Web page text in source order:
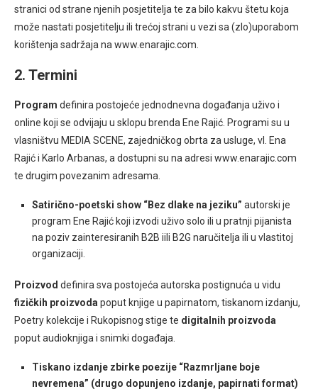
stranici od strane njenih posjetitelja te za bilo kakvu štetu koja
može nastati posjetitelju ili trećoj strani u vezi sa (zlo)uporabom
korištenja sadržaja na www.enarajic.com.
2. Termini
Program definira postojeće jednodnevna događanja uživo i
online koji se odvijaju u sklopu brenda Ene Rajić. Programi su u
vlasništvu MEDIA SCENE, zajedničkog obrta za usluge, vl. Ena
Rajić i Karlo Arbanas, a dostupni su na adresi www.enarajic.com
te drugim povezanim adresama.
Satirično-poetski show “Bez dlake na jeziku” autorski je
program Ene Rajić koji izvodi uživo solo ili u pratnji pijanista
na poziv zainteresiranih B2B iili B2G naručitelja ili u vlastitoj
organizaciji.
Proizvod definira sva postojeća autorska postignuća u vidu
fizičkih proizvoda poput knjige u papirnatom, tiskanom izdanju,
Poetry kolekcije i Rukopisnog stige te digitalnih proizvoda
poput audioknjiga i snimki događaja.
Tiskano izdanje zbirke poezije “Razmrljane boje
nevremena” (drugo dopunjeno izdanje, papirnati format)